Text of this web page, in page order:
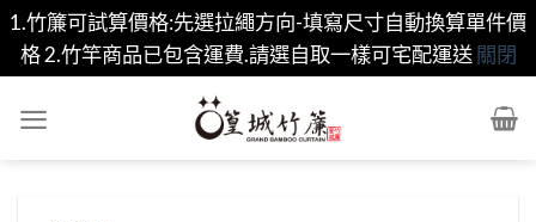
1.竹簾可試算價格:先選拉繩方向-填寫尺寸自動換算單件價
格 2.竹竿商品已包含運費.請選自取一樣可宅配運送 關閉
content